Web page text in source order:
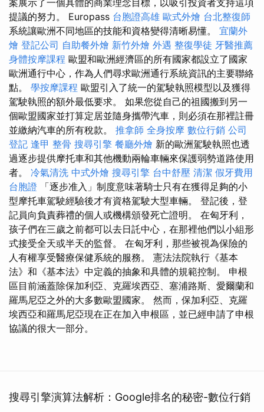
案展示了一個具體的商業理念目標，以吸引投資者支持這項
提議的努力。 Europass 台胞證高雄 歐式外燴 台北整復師
系統讓歐洲不同地區的技能和資格變得清晰易懂。 宜蘭外
燴 登記公司 自助餐外燴 新竹外燴 外遇 整復學徒 牙醫推薦
身體按摩課程 歐盟和歐洲經濟區的所有國家都設立了國家
歐洲通行中心，作為人們尋求歐洲通行系統資訊的主要聯絡
點。 學按摩課程 歐盟引入了統一的駕駛執照模型以及獲得
駕駛執照的額外最低要求。 如果您從自己的祖國搬到另一
個歐盟國家並打算定居並隨身攜帶汽車，則必須在那裡註冊
並繳納汽車的所有稅款。 推拿師 全身按摩 數位行銷 公司
登記 逢甲 整骨 搜尋引擎 餐廳外燴 新的歐洲駕駛執照也透
過逐步提供摩托車和其他機動兩輪車輛來保護弱勢道路使用
者。 冷氣清洗 中式外燴 搜尋引擎 台中舒壓 清潔 假牙費用
台胞證 「逐步准入」制度意味著騎士只有在獲得足夠的小
型摩托車駕駛經驗後才有資格駕駛大型車輛。 登記後，登
記員向負責葬禮的個人或機構頒發死亡證明。 在匈牙利，
孩子們在三歲之前都可以去日託中心，在那裡他們以小組形
式接受全天或半天的監督。 在匈牙利，那些被視為保險的
人有權享受醫療保健系統的服務。 憲法法院執行《基本
法》和《基本法》中定義的抽象和具體的規範控制。 申根
區目前涵蓋除保加利亞、克羅埃西亞、塞浦路斯、愛爾蘭和
羅馬尼亞之外的大多數歐盟國家。 然而，保加利亞、克羅
埃西亞和羅馬尼亞現在正在加入申根區，並已經申請了申根
協議的很大一部分。
搜尋引擎演算法解析：Google排名的秘密-數位行銷